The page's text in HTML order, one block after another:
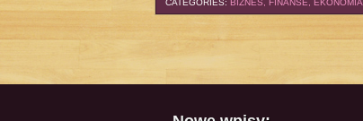
CATEGORIES: BIZNES, FINANSE, EKONOMIA